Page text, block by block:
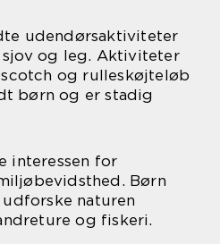
udendørsaktiviteter
og leg. Aktiviteter
og rulleskøjteløb
børn og er stadig
interessen for
Børn
naturen
og fiskeri.